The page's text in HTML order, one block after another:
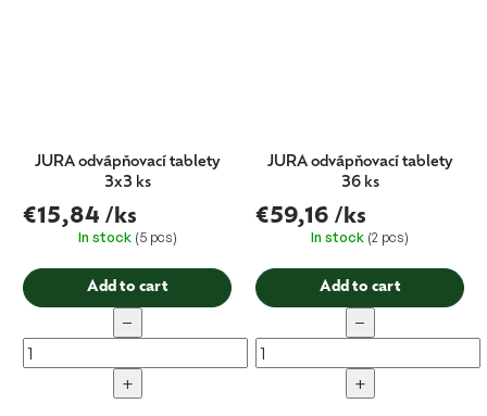
JURA odvápňovací tablety
3x3 ks
€15,84 /ks
In stock (5 pcs)
Add to cart
−
+
JURA odvápňovací tablety
36 ks
€59,16 /ks
In stock (2 pcs)
Add to cart
−
+